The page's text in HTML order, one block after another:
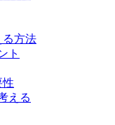
る方法
ト
性
える